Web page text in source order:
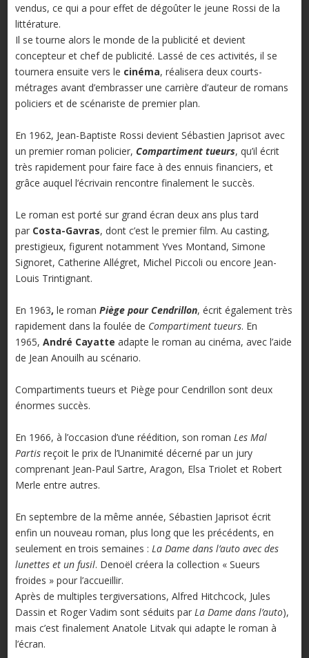
vendus, ce qui a pour effet de dégoûter le jeune Rossi de la
littérature.
Il se tourne alors le monde de la publicité et devient
concepteur et chef de publicité. Lassé de ces activités, il se
tournera ensuite vers le cinéma, réalisera deux courts-
métrages avant d’embrasser une carrière d’auteur de romans
policiers et de scénariste de premier plan.
En 1962, Jean-Baptiste Rossi devient Sébastien Japrisot avec
un premier roman policier, Compartiment tueurs, qu’il écrit
très rapidement pour faire face à des ennuis financiers, et
grâce auquel l’écrivain rencontre finalement le succès.
Le roman est porté sur grand écran deux ans plus tard
par Costa-Gavras, dont c’est le premier film. Au casting,
prestigieux, figurent notamment Yves Montand, Simone
Signoret, Catherine Allégret, Michel Piccoli ou encore Jean-
Louis Trintignant.
En 1963, le roman Piège pour Cendrillon, écrit également très
rapidement dans la foulée de Compartiment tueurs. En
1965, André Cayatte adapte le roman au cinéma, avec l’aide
de Jean Anouilh au scénario.
Compartiments tueurs et Piège pour Cendrillon sont deux
énormes succès.
En 1966, à l’occasion d’une réédition, son roman Les Mal
Partisreçoit le prix de l’Unanimité décerné par un jury
comprenant Jean-Paul Sartre, Aragon, Elsa Triolet et Robert
Merle entre autres.
En septembre de la même année, Sébastien Japrisot écrit
enfin un nouveau roman, plus long que les précédents, en
seulement en trois semaines : La Dame dans l’auto avec des
lunettes et un fusil. Denoël créera la collection « Sueurs
froides » pour l’accueillir.
Après de multiples tergiversations, Alfred Hitchcock, Jules
Dassin et Roger Vadim sont séduits par La Dame dans l’auto),
mais c’est finalement Anatole Litvak qui adapte le roman à
l’écran.